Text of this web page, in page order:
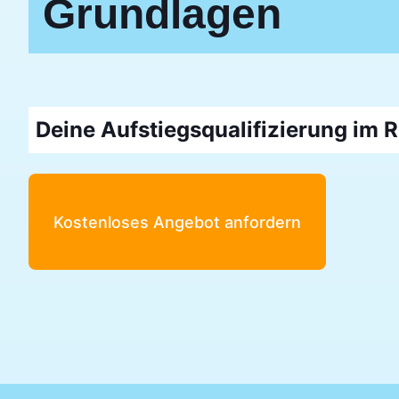
Grundlagen
Deine Aufstiegsqualifizierung im
Kostenloses Angebot anfordern